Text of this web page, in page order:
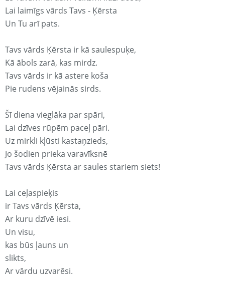
Lai laimīgs vārds Tavs - Ķērsta
Un Tu arī pats.
Tavs vārds Ķērsta ir kā saulespuķe,
Kā ābols zarā, kas mirdz.
Tavs vārds ir kā astere koša
Pie rudens vējainās sirds.
Šī diena vieglāka par spāri,
Lai dzīves rūpēm paceļ pāri.
Uz mirkli kļūsti kastaņzieds,
Jo šodien prieka varavīksnē
Tavs vārds Ķērsta ar saules stariem siets!
Lai ceļaspieķis
ir Tavs vārds Ķērsta,
Ar kuru dzīvē iesi.
Un visu,
kas būs ļauns un
slikts,
Ar vārdu uzvarēsi.